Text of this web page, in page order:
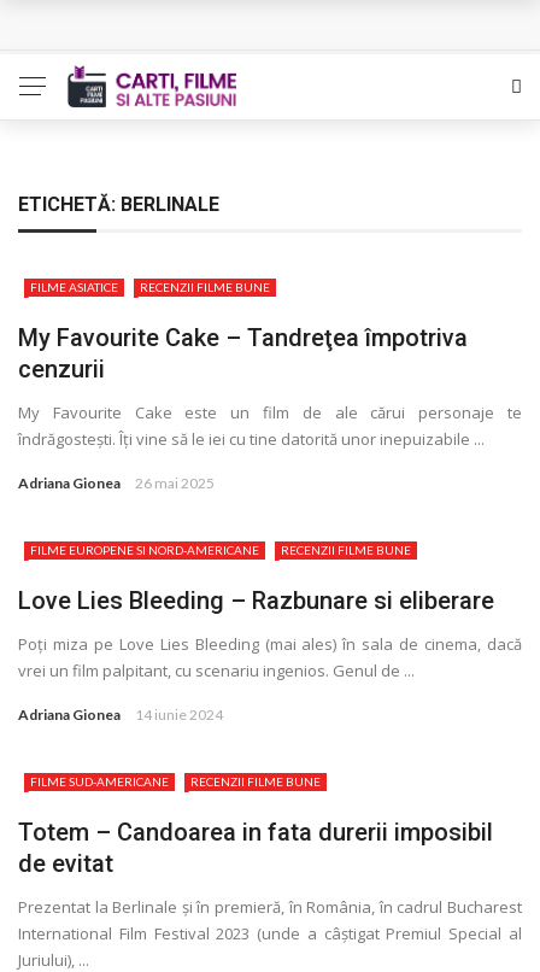
The Man Who Sold Air in the Holy Land – Generatia care
Queer – Un Burroughs sentimental
Luati-ma drept un vis. Povestiri in K. minor – Dor de Kafka
ETICHETĂ: BERLINALE
FILME ASIATICE RECENZII FILME BUNE
My Favourite Cake – Tandreţea împotriva
cenzurii
My Favourite Cake este un film de ale cărui personaje te
îndrăgostești. Îţi vine să le iei cu tine datorită unor inepuizabile ...
Adriana Gionea 26 mai 2025
FILME EUROPENE SI NORD-AMERICANE RECENZII FILME BUNE
Love Lies Bleeding – Razbunare si eliberare
Poți miza pe Love Lies Bleeding (mai ales) în sala de cinema, dacă
vrei un film palpitant, cu scenariu ingenios. Genul de ...
Adriana Gionea 14 iunie 2024
FILME SUD-AMERICANE RECENZII FILME BUNE
Totem – Candoarea in fata durerii imposibil
de evitat
Prezentat la Berlinale și în premieră, în România, în cadrul Bucharest
International Film Festival 2023 (unde a câștigat Premiul Special al
Juriului), ...